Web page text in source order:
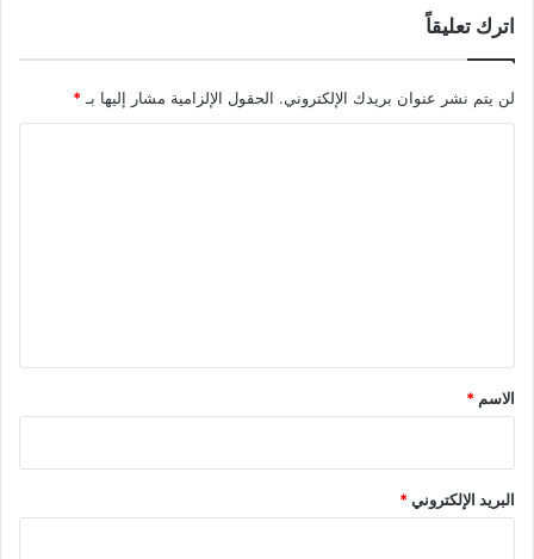
اترك تعليقاً
لن يتم نشر عنوان بريدك الإلكتروني. الحقول الإلزامية مشار إليها بـ *
*
الاسم *
البريد الإلكتروني*